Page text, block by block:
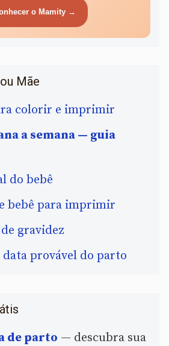
o Mamity →
Mãe
colorir e imprimir
a semana — guia
do bebê
bebê para imprimir
gravidez
provável do parto
de parto — descubra sua